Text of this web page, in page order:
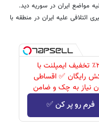
مواضع ایران در سوریه دید.
علیه ایران در منطقه با
٪۲۵ تخفیف ایمپلنت با
رایگان ✅ اقساطی
نیاز به چک و ضامن
فرم رو پر کن ✅